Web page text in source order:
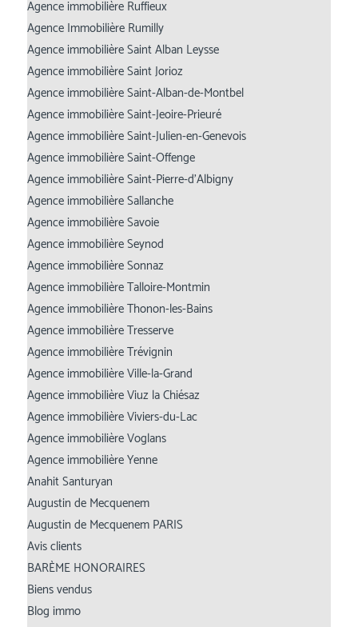
Agence immobilière Ruffieux
Agence Immobilière Rumilly
Agence immobilière Saint Alban Leysse
Agence immobilière Saint Jorioz
Agence immobilière Saint-Alban-de-Montbel
Agence immobilière Saint-Jeoire-Prieuré
Agence immobilière Saint-Julien-en-Genevois
Agence immobilière Saint-Offenge
Agence immobilière Saint-Pierre-d’Albigny
Agence immobilière Sallanche
Agence immobilière Savoie
Agence immobilière Seynod
Agence immobilière Sonnaz
Agence immobilière Talloire-Montmin
Agence immobilière Thonon-les-Bains
Agence immobilière Tresserve
Agence immobilière Trévignin
Agence immobilière Ville-la-Grand
Agence immobilière Viuz la Chiésaz
Agence immobilière Viviers-du-Lac
Agence immobilière Voglans
Agence immobilière Yenne
Anahit Santuryan
Augustin de Mecquenem
Augustin de Mecquenem PARIS
Avis clients
BARÈME HONORAIRES
Biens vendus
Blog immo